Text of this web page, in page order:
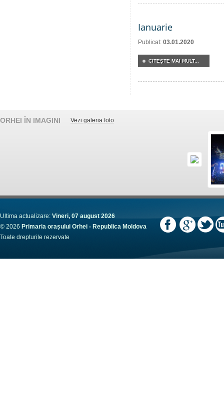
Ianuarie
Publicat: 03.01.2020
CITEŞTE MAI MULT...
ORHEI ÎN IMAGINI Vezi galeria foto
Ultima actualizare: Vineri, 07 august 2026
© 2026 Primaria orașului Orhei - Republica Moldova
Toate drepturile rezervate